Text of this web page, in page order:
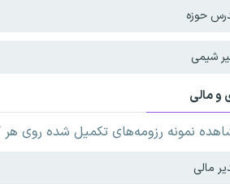
حوزه
شیمی
و مالی
نمونه رزومه‌های تکمیل شده روی هر
مالی